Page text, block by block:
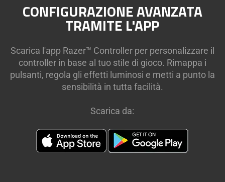
CONFIGURAZIONE AVANZATA
TRAMITE L'APP
Scarica l'app Razer™ Controller per personalizzare il
controller in base al tuo stile di gioco. Rimappa i
pulsanti, regola gli effetti luminosi e metti a punto la
sensibilità in tutta facilità.
Scarica da: